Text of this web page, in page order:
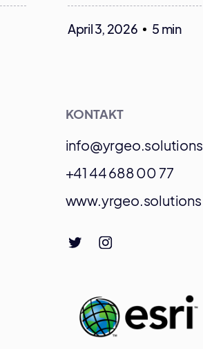
April 3, 2026 5 min
KONTAKT
info@yrgeo.solutions
+41 44 688 00 77
www.yrgeo.solutions